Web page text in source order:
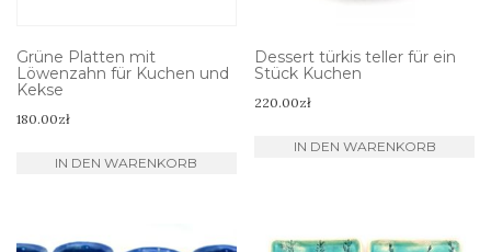
Grüne Platten mit
Löwenzahn für Kuchen und
Kekse
180.00zł
IN DEN WARENKORB
Dessert türkis teller für ein
Stück Kuchen
220.00zł
IN DEN WARENKORB